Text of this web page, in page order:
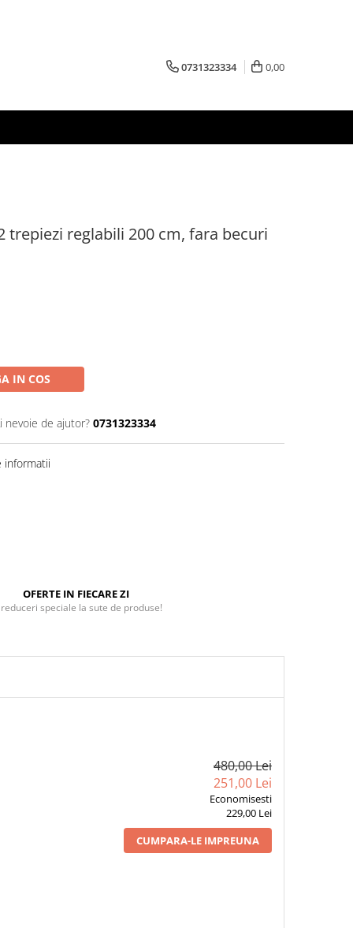
0731323334 0,00
trepiezi reglabili 200 cm, fara becuri
IN COS
nevoie de ajutor? 0731323334
informatii
OFERTE IN FIECARE ZI
speciale la sute de produse!
480,00 Lei
251,00 Lei
Economisesti
229,00 Lei
CUMPARA-LE IMPREUNA